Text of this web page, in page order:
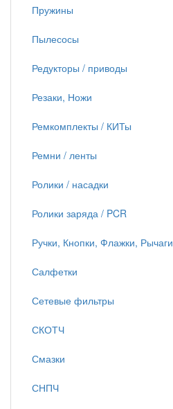
Пружины
Пылесосы
Редукторы / приводы
Резаки, Ножи
Ремкомплекты / КИТы
Ремни / ленты
Ролики / насадки
Ролики заряда / PCR
Ручки, Кнопки, Флажки, Рычаги
Салфетки
Сетевые фильтры
СКОТЧ
Смазки
СНПЧ